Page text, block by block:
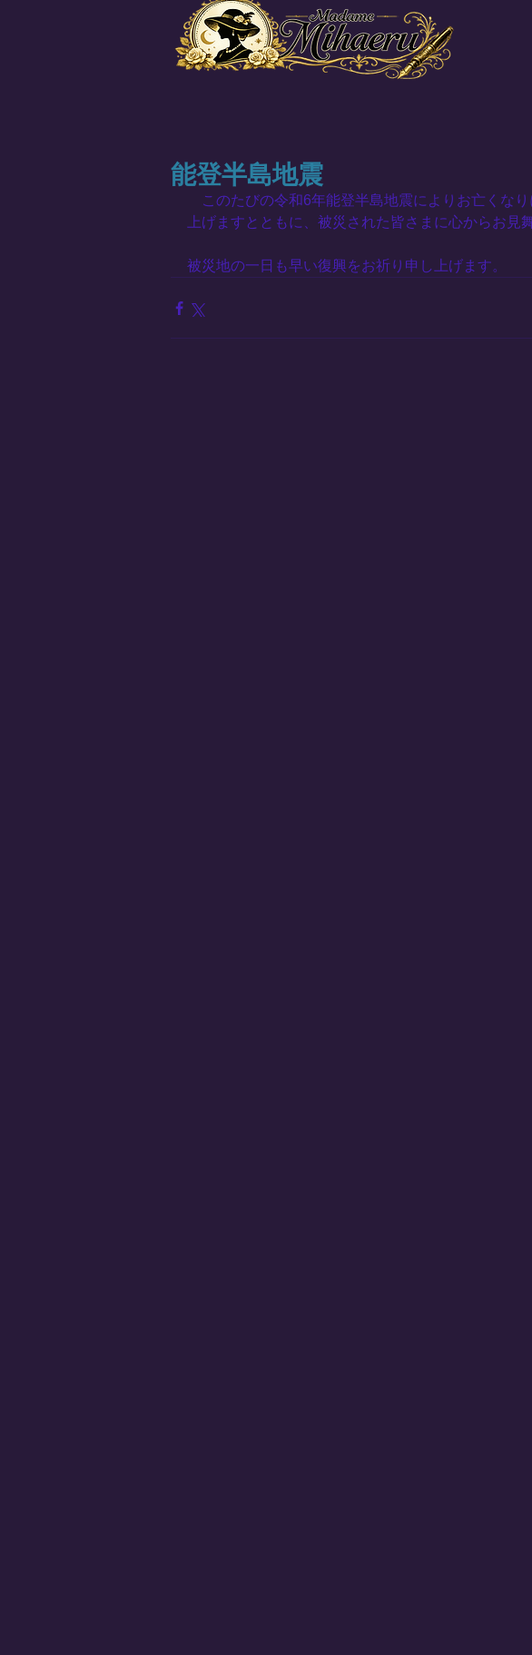
能登半島地震
このたびの令和6年能登半島地震によりお亡くな
上げますとともに、被災された皆さまに心からお見
被災地の一日も早い復興をお祈り申し上げます。